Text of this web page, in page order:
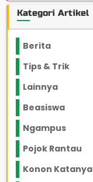
Kategori Artikel
Berita
Tips & Trik
Lainnya
Beasiswa
Ngampus
Pojok Rantau
Konon Katanya